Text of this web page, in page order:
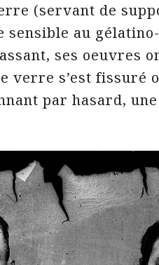
(servant de
sensible au
ses oeuvres
verre s’est fissuré
par hasard,